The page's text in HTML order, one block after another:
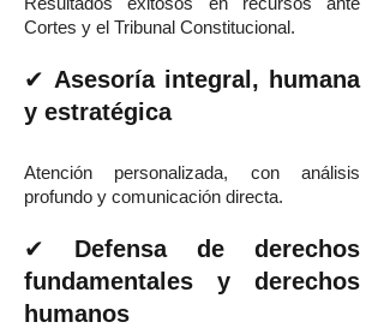
Cortes y el Tribunal Constitucional.
✔ Asesoría integral, humana
y estratégica
Atención personalizada, con análisis
profundo y comunicación directa.
✔ Defensa de derechos
fundamentales y derechos
humanos